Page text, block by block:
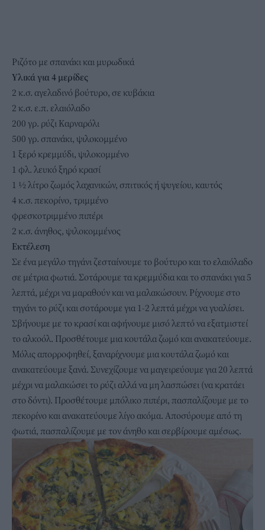
Ριζότο με σπανάκι και μυρωδικά
Υλικά για 4 μερίδες
2 κ.σ. αγελαδινό βούτυρο, σε κυβάκια
2 κ.σ. ε.π. ελαιόλαδο
200 γρ. ρύζι Καρναρόλι
500 γρ. σπανάκι, ψιλοκομμένο
1 ξερό κρεμμύδι, ψιλοκομμένο
1 φλ. λευκό ξηρό κρασί
1 ½ λίτρο ζωμός λαχανικών, σπιτικός ή ψυγείου, καυτός
4 κ.σ. πεκορίνο, τριμμένο
φρεσκοτριμμένο πιπέρι
2 κ.σ. άνηθος, ψιλοκομμένος
Εκτέλεση
Σε ένα μεγάλοτηγάνι ζεσταίνουμε το βούτυρο και το ελαιόλαδο
σε μέτρια φωτιά. Σοτάρουμε τα κρεμμύδια και το σπανάκι για 5
λεπτά, μέχρι να μαραθούν και να μαλακώσουν. Ρίχνουμε στο
τηγάνι το ρύζι και σοτάρουμε για 1-2 λεπτά μέχρι να γυαλίσει.
Σβήνουμε με το κρασί και αφήνουμε μισό λεπτό να εξατμιστεί
το αλκοόλ. Προσθέτουμε μια κουτάλα ζωμό και ανακατεύουμε.
Μόλις απορροφηθεί, ξαναρίχνουμε μια κουτάλα ζωμό και
ανακατεύουμε ξανά. Συνεχίζουμε να μαγειρεύουμε για 20 λεπτά
μέχρι να μαλακώσει το ρύζι αλλά να μη λασπώσει (να κρατάει
στο δόντι). Προσθέτουμε μπόλικο πιπέρι, πασπαλίζουμε με το
πεκορίνο και ανακατεύουμε λίγο ακόμα. Αποσύρουμε από τη
φωτιά, πασπαλίζουμε με τον άνηθο και σερβίρουμε αμέσως.